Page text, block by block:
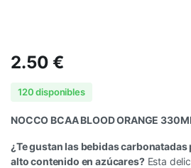
2.50€
120 disponibles
NOCCO BCAA BLOOD ORANGE
¿Te gustan las bebidas
alto contenido en azúcares?Esta